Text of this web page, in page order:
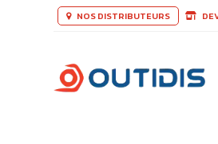
NOS DISTRIBUTEURS